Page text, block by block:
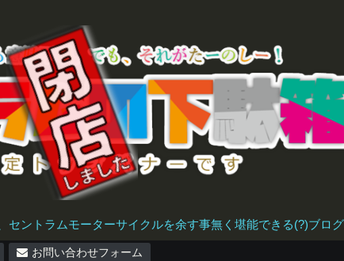
ントラムモーターサイクルを余す事無く堪能できる(?)ブログ
お問い合わせフォーム